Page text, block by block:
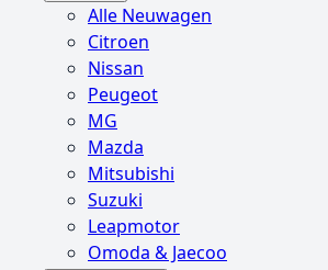
Alle Neuwagen
Citroen
Nissan
Peugeot
MG
Mazda
Mitsubishi
Suzuki
Leapmotor
Omoda & Jaecoo